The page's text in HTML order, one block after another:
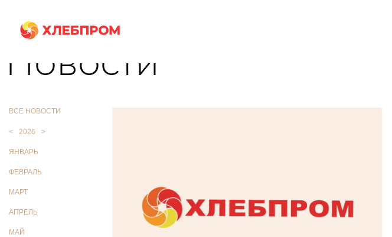
Главная О компании Новости
Новости
ВСЕ НОВОСТИ
< 2026 >
ЯНВАРЬ
ФЕВРАЛЬ
МАРТ
АПРЕЛЬ
МАЙ